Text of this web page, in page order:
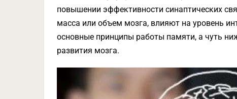
повышении эффективности синаптических
масса или объем мозга, влияют на уровень
основные принципы работы памяти, а чуть
развития мозга.